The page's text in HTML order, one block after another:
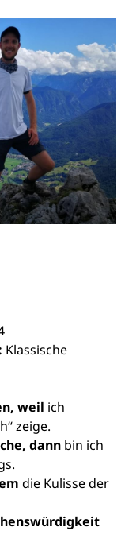
Klassische
weil ich
zeige.
dann bin ich
die Kulisse der